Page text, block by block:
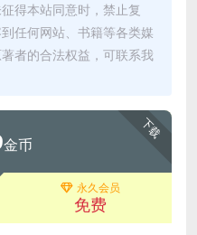
得本站同意时，禁止复
任何网站、书籍等各类媒
者的合法权益，可联系我
下载
金币
永久会员
免费